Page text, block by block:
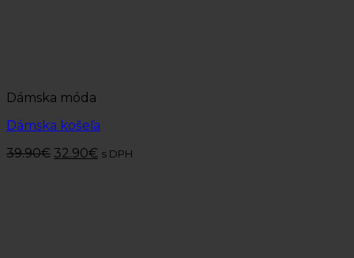
Dámska móda
Dámska košeľa
39.90€ 32.90€ s DPH